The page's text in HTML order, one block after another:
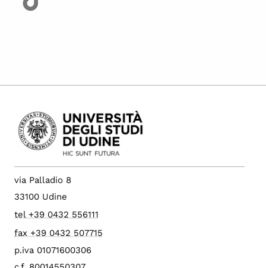
via Palladio 8
33100 Udine
tel +39 0432 556111
fax +39 0432 507715
p.iva 01071600306